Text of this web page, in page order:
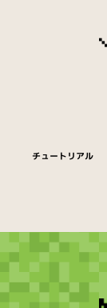
チュートリアル